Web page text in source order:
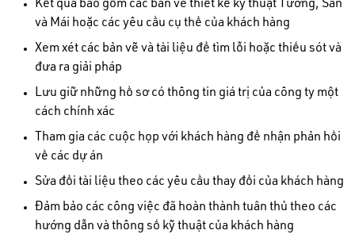
Kết quả bao gồm các bản vẽ thiết kế kỹ thuật Tường, Sàn
và Mái hoặc các yêu cầu cụ thể của khách hàng
Xem xét các bản vẽ và tài liệu để tìm lỗi hoặc thiếu sót và
đưa ra giải pháp
Lưu giữ những hồ sơ có thông tin giá trị của công ty một
cách chính xác
Tham gia các cuộc họp với khách hàng để nhận phản hồi
về các dự án
Sửa đổi tài liệu theo các yêu cầu thay đổi của khách hàng
Đảm bảo các công việc đã hoàn thành tuân thủ theo các
hướng dẫn và thông số kỹ thuật của khách hàng